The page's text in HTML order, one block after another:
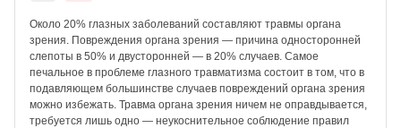
Около 20% глазных заболеваний составляют травмы органа
зрения. Повреждения органа зрения — причина односторонней
слепоты в 50% и двусторонней — в 20% случаев. Самое
печальное в проблеме глазного травматизма состоит в том, что в
подавляющем большинстве случаев повреждений органа зрения
можно избежать. Травма органа зрения ничем не оправдывается,
требуется лишь одно — неукоснительное соблюдение правил